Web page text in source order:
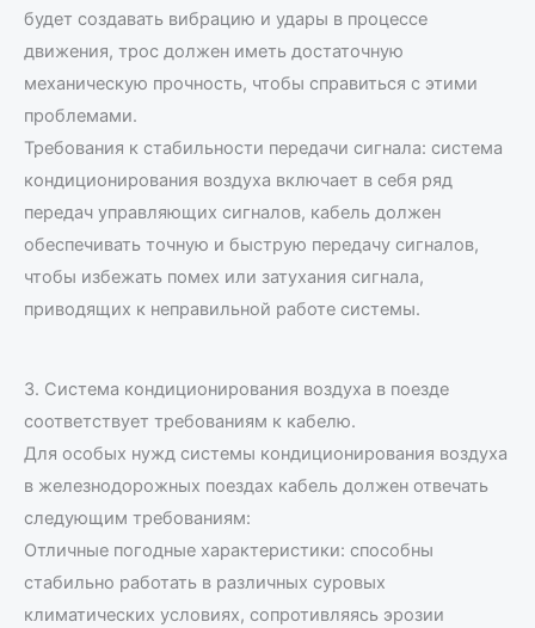
будет создавать вибрацию и удары в процессе
движения, трос должен иметь достаточную
механическую прочность, чтобы справиться с этими
проблемами.
Требования к стабильности передачи сигнала: система
кондиционирования воздуха включает в себя ряд
передач управляющих сигналов, кабель должен
обеспечивать точную и быструю передачу сигналов,
чтобы избежать помех или затухания сигнала,
приводящих к неправильной работе системы.
3. Система кондиционирования воздуха в поезде
соответствует требованиям к кабелю.
Для особых нужд системы кондиционирования воздуха
в железнодорожных поездах кабель должен отвечать
следующим требованиям:
Отличные погодные характеристики: способны
стабильно работать в различных суровых
климатических условиях, сопротивляясь эрозии